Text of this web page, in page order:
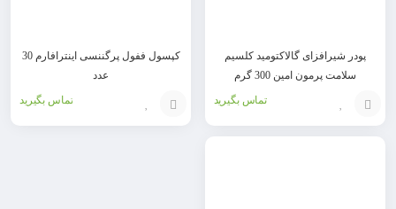
پودر شیرافزای گالاکتومید کلسیم
سلامت پرمون امین 300 گرم
تماس بگیرید
کپسول ففول پرگننسی اینترافارم 30
عدد
تماس بگیرید